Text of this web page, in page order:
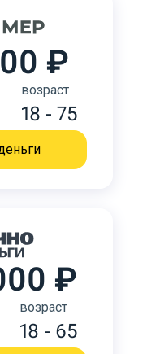
₽
возраст
18 - 75
₽
возраст
18 - 65